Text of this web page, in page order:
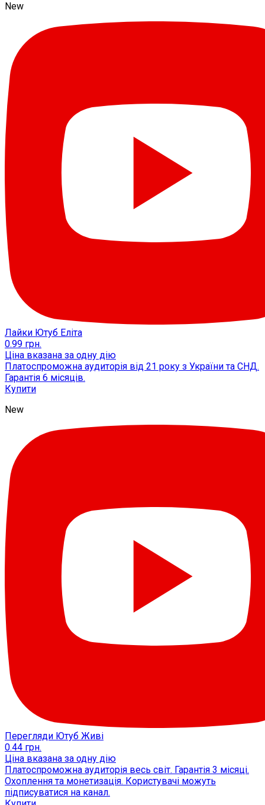
New
Лайки Ютуб Еліта
0.99 грн.
Ціна вказана за одну дію
Платоспроможна аудиторія від 21 року з України та СНД.
Гарантія 6 місяців.
Купити
New
Перегляди Ютуб Живі
0.44 грн.
Ціна вказана за одну дію
Платоспроможна аудиторія весь світ. Гарантія 3 місяці.
Охоплення та монетизація. Користувачі можуть
підписуватися на канал.